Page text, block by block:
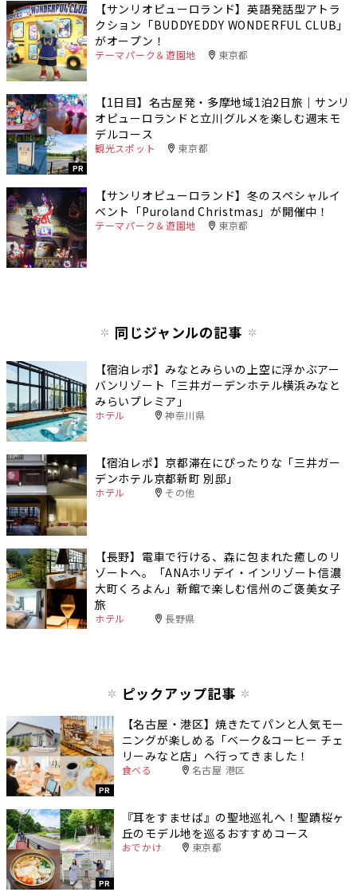
【サンリオピューロランド】英語発話型アトラ
クション「BUDDYEDDY WONDERFUL CLUB」
がオープン！
テーマパーク＆遊園地 東京都
PR
【1日目】名古屋発・多摩地域1泊2日旅｜サンリ
オピューロランドと立川グルメを楽しむ週末モ
デルコース
観光スポット 東京都
【サンリオピューロランド】冬のスペシャルイ
ベント「Puroland Christmas」が開催中！
テーマパーク＆遊園地 東京都
同じジャンルの記事
【宿泊レポ】みなとみらいの上空に浮かぶアー
バンリゾート「三井ガーデンホテル横浜みなと
みらいプレミア」
ホテル 神奈川県
【宿泊レポ】京都滞在にぴったりな「三井ガー
デンホテル京都新町 別邸」
ホテル その他
【長野】電車で行ける、森に包まれた癒しのリ
ゾートへ。「ANAホリデイ・インリゾート信濃
大町くろよん」新館で楽しむ信州のご褒美女子
旅
ホテル 長野県
ピックアップ記事
PR
【名古屋・港区】焼きたてパンと人気モー
ニングが楽しめる「ベーク&コーヒー チェ
リーみなと店」へ行ってきました！
食べる 名古屋 港区
PR
『耳をすませば』の聖地巡礼へ！聖蹟桜ヶ
丘のモデル地を巡るおすすめコース
おでかけ 東京都